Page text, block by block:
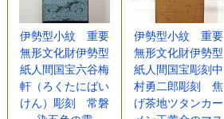
伊勢型小紋 重要
無形文化財伊勢型
紙人間国宝六谷梅
軒（ろくたにばい
けん）彫刻 常磐
伊勢型小紋 重要
無形文化財伊勢型
紙人間国宝彫刻中
村勇二郎彫刻 焦
げ茶地ツタンカー